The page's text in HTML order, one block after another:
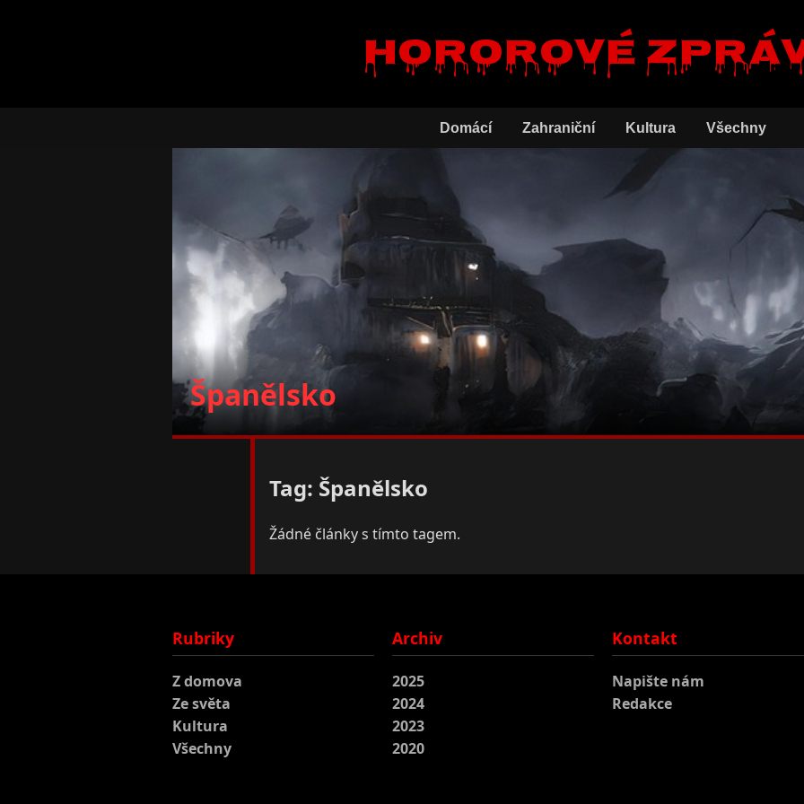
Hororové
Domácí Zahraniční Kultura Všechny
Španělsko
Tag: Španělsko
Žádné články s tímto tagem.
Rubriky
Z domova
Ze světa
Kultura
Všechny
Archiv
2025
2024
2023
2020
Kontakt
Napište nám
Redakce